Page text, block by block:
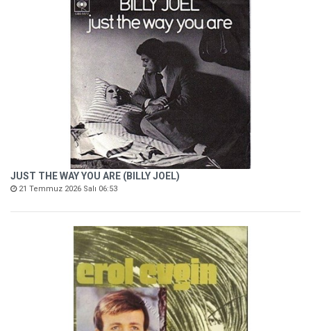
JUST THE WAY YOU ARE (BILLY JOEL)
21 Temmuz 2026 Salı 06:53